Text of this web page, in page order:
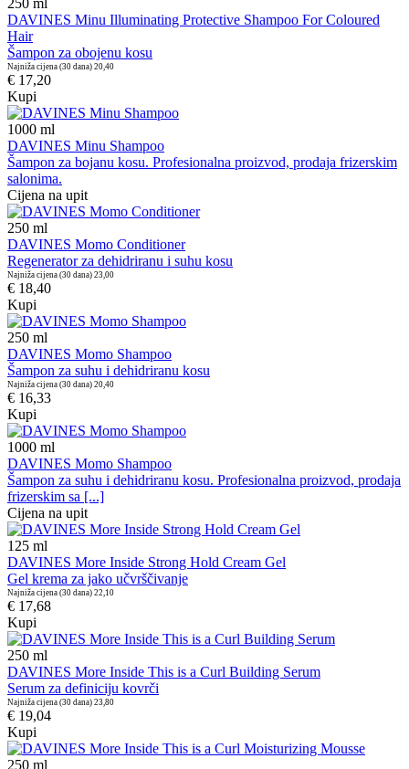
250 ml
DAVINES Minu Illuminating Protective Shampoo For Coloured
Hair
Šampon za obojenu kosu
Najniža cijena (30 dana) 20,40
€ 17,20
Kupi
1000 ml
DAVINES Minu Shampoo
Šampon za bojanu kosu. Profesionalna proizvod, prodaja frizerskim
salonima.
Cijena na upit
250 ml
DAVINES Momo Conditioner
Regenerator za dehidriranu i suhu kosu
Najniža cijena (30 dana) 23,00
€ 18,40
Kupi
250 ml
DAVINES Momo Shampoo
Šampon za suhu i dehidriranu kosu
Najniža cijena (30 dana) 20,40
€ 16,33
Kupi
1000 ml
DAVINES Momo Shampoo
Šampon za suhu i dehidriranu kosu. Profesionalna proizvod, prodaja
frizerskim sa [...]
Cijena na upit
125 ml
DAVINES More Inside Strong Hold Cream Gel
Gel krema za jako učvrščivanje
Najniža cijena (30 dana) 22,10
€ 17,68
Kupi
250 ml
DAVINES More Inside This is a Curl Building Serum
Serum za definiciju kovrči
Najniža cijena (30 dana) 23,80
€ 19,04
Kupi
250 ml